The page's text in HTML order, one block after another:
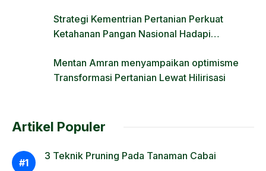
Strategi Kementrian Pertanian Perkuat
Ketahanan Pangan Nasional Hadapi
Mentan Amran menyampaikan optimisme
Transformasi Pertanian Lewat Hilirisasi
Artikel Populer
3 Teknik Pruning Pada Tanaman Cabai